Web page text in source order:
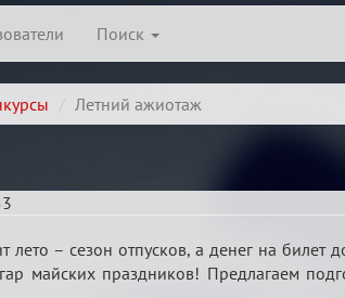
Поиск
Летний ажиотаж
лето – сезон отпусков, а денег на
майских праздников! Предлагаем